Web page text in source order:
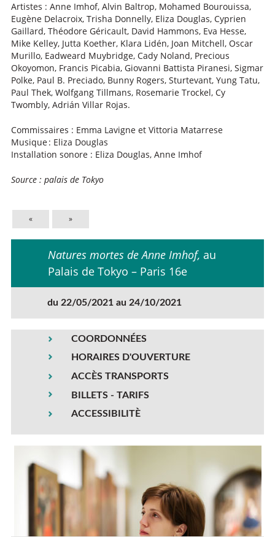
Artistes : Anne Imhof, Alvin Baltrop, Mohamed Bourouissa,
Eugène Delacroix, Trisha Donnelly, Eliza Douglas, Cyprien
Gaillard, Théodore Géricault, David Hammons, Eva Hesse,
Mike Kelley, Jutta Koether, Klara Lidén, Joan Mitchell, Oscar
Murillo, Eadweard Muybridge, Cady Noland, Precious
Okoyomon, Francis Picabia, Giovanni Battista Piranesi, Sigmar
Polke, Paul B. Preciado, Bunny Rogers, Sturtevant, Yung Tatu,
Paul Thek, Wolfgang Tillmans, Rosemarie Trockel, Cy
Twombly, Adrián Villar Rojas.
Commissaires : Emma Lavigne et Vittoria Matarrese
Musique : Eliza Douglas
Installation sonore : Eliza Douglas, Anne Imhof
Source : palais de Tokyo
« »
Natures mortes de Anne Imhof, au
Palais de Tokyo – Paris 16e
du 22/05/2021 au 24/10/2021
COORDONNÉES
HORAIRES D'OUVERTURE
ACCÈS TRANSPORTS
BILLETS - TARIFS
ACCESSIBILITÈ